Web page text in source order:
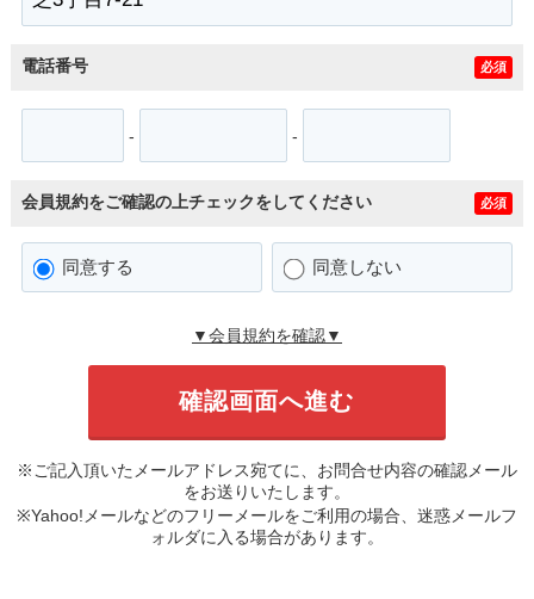
電話番号 必須
- -
会員規約をご確認の上チェックをしてください 必須
同意する 同意しない
▼会員規約を確認▼
※ご記入頂いたメールアドレス宛てに、お問合せ内容の確認メール
をお送りいたします。
※Yahoo!メールなどのフリーメールをご利用の場合、迷惑メールフ
ォルダに入る場合があります。